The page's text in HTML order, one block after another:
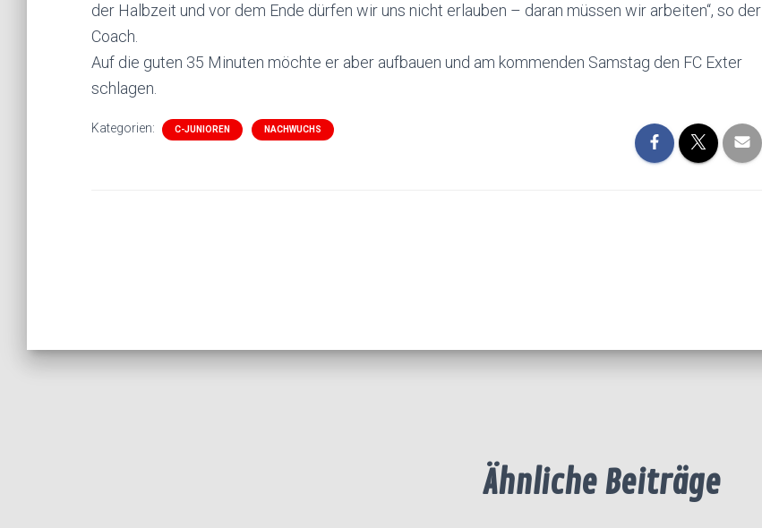
der Halbzeit und vor dem Ende dürfen wir uns nicht erlauben – daran müssen wir arbeiten“, so der
Coach.
Auf die guten 35 Minuten möchte er aber aufbauen und am kommenden Samstag den FC Exter
schlagen.
Kategorien: C-JUNIOREN NACHWUCHS
Ähnliche Beiträge